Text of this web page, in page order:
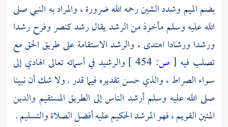
بضم الميم وشدد الشين رحمه الله ضرورة ، والمراد به النبي صلى
الله عليه وسلم مأخوذ من الرشد يقال رشد كنصر وفرح رشدا
ورشدا ورشادا اهتدى ، والرشد الاستقامة على طريق الحق مع
تصلب فيه [ص:
والرشيد في أسمائه تعالى الهادي إلى
سواء الصراط ، والذي حسن تقديره فيما قدر . ولا شك أن نبينا
صلى الله عليه وسلم أرشد الناس إلى الطريق المستقيم والدين
المتين القويم ، فهو المرشد الحكيم عليه أفضل الصلاة والتسليم .